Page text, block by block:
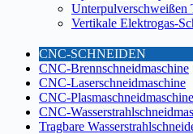
Unterpulverschweißen
Vertikale Elektrogas-
CNC-SCHNEIDEN
CNC-Brennschneidmaschine
CNC-Laserschneidmaschine
CNC-Plasmaschneidmaschine
CNC-
Tragbare